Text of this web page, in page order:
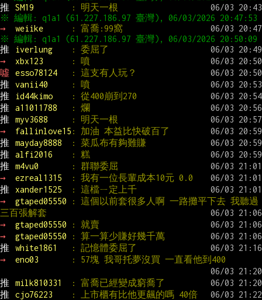
推
SM19
: 明天一根
→
weiike
: 富喬:99窩
推
iverlung
: 委屈了
→
xbx123
: 噴
噓
esso78124
: 這支有人玩？
推
vanii40
: 噴
推
id44kimo
: 從400崩到270
推
a11011788
: 爛
推
myv3688
: 明天一根
→
fallinlove15 : 加油 本益比快破百了
推
mayday8888
: 菜瓜布有夠難賺
推
alfi2016
: 糕
推
m4vu0
: 群聯委屈
→
ezreal1315
: 我有一位長輩成本10元 0.0
推
xander1525
: 這檔ㄧ定上千
→
gtaped05550
: 這個以前套很多人啊 一路攤平下去 我聽過
三百張解套
→
gtaped05550
: 就賣
→
gtaped05550
: 算一算少賺好幾千萬
推
white1861
: 記憶體委屈了
→
eno03 : 57塊 我哥托夢沒買 一直看他到400
推 milk810331
: 富喬已經變成窮喬了
推
cjo76223
: 上市櫃有比他更飆的嗎 40倍